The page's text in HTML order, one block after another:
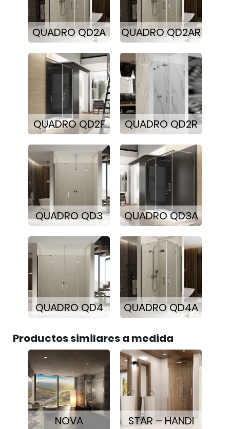
QUADRO QD2A QUADRO QD2AR
QUADRO QD2F QUADRO QD2R
QUADRO QD3 QUADRO QD3A
QUADRO QD4 QUADRO QD4A
Productos similares a medida
NOVA STAR – HANDI